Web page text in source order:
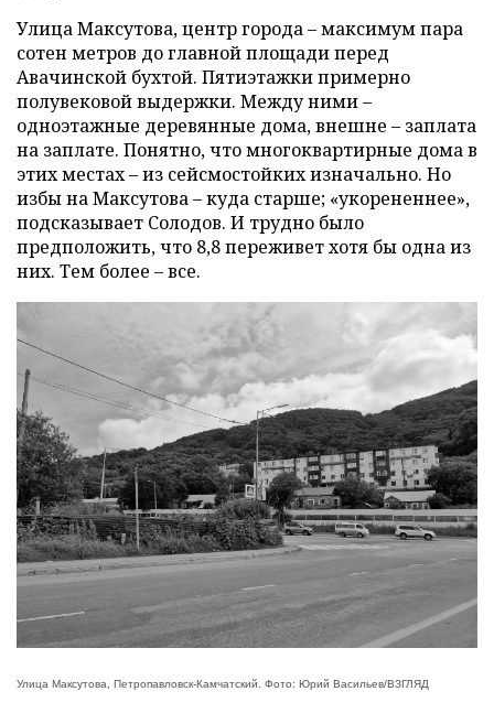
Улица Максутова, центр города – максимум пара
сотен метров до главной площади перед
Авачинской бухтой. Пятиэтажки примерно
полувековой выдержки. Между ними –
одноэтажные деревянные дома, внешне – заплата
на заплате. Понятно, что многоквартирные дома в
этих местах – из сейсмостойких изначально. Но
избы на Максутова – куда старше; «укорененнее»,
подсказывает Солодов. И трудно было
предположить, что 8,8 переживет хотя бы одна из
них. Тем более – все.
Улица Максутова, Петропавловск-Камчатский. Фото: Юрий Васильев/ВЗГЛЯД